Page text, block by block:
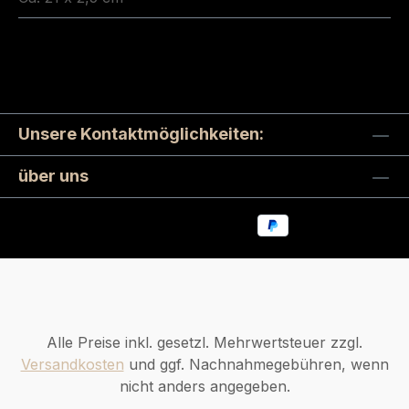
Unsere Kontaktmöglichkeiten:
über uns
Alle Preise inkl. gesetzl. Mehrwertsteuer zzgl.
Versandkosten und ggf. Nachnahmegebühren, wenn
nicht anders angegeben.